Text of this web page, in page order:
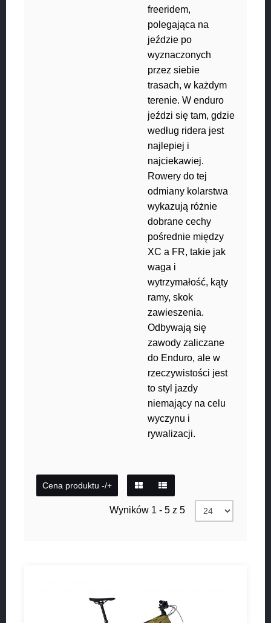
freeridem,
polegająca na
jeździe po
wyznaczonych
przez siebie
trasach, w każdym
terenie. W enduro
jeździ się tam, gdzie
według ridera jest
najlepiej i
najciekawiej.
Rowery do tej
odmiany kolarstwa
wykazują różnie
dobrane cechy
pośrednie między
XC a FR, takie jak
waga i
wytrzymałość, kąty
ramy, skok
zawieszenia.
Odbywają się
zawody zaliczane
do Enduro, ale w
rzeczywistości jest
to styl jazdy
niemający na celu
wyczynu i
rywalizacji.
Cena produktu -/+
Wyników 1 - 5 z 5